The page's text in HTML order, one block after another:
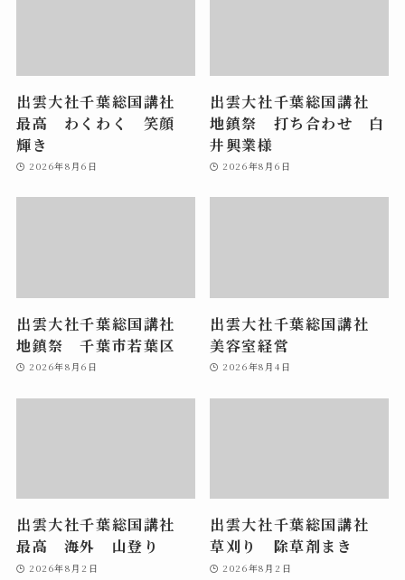
出雲大社千葉総国講社
最高 わくわく 笑顔
輝き
2026年8月6日
出雲大社千葉総国講社
地鎮祭 打ち合わせ 白
井興業様
2026年8月6日
出雲大社千葉総国講社
地鎮祭 千葉市若葉区
2026年8月6日
出雲大社千葉総国講社
美容室経営
2026年8月4日
出雲大社千葉総国講社
最高 海外 山登り
2026年8月2日
出雲大社千葉総国講社
草刈り 除草剤まき
2026年8月2日